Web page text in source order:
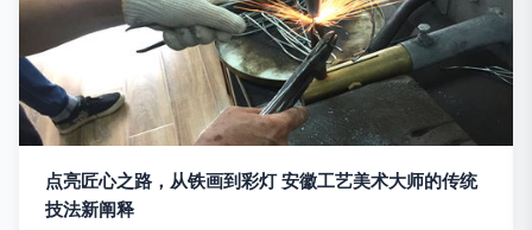
点亮匠心之路，从铁画到彩灯 安徽工艺美术大师的传统
技法新阐释